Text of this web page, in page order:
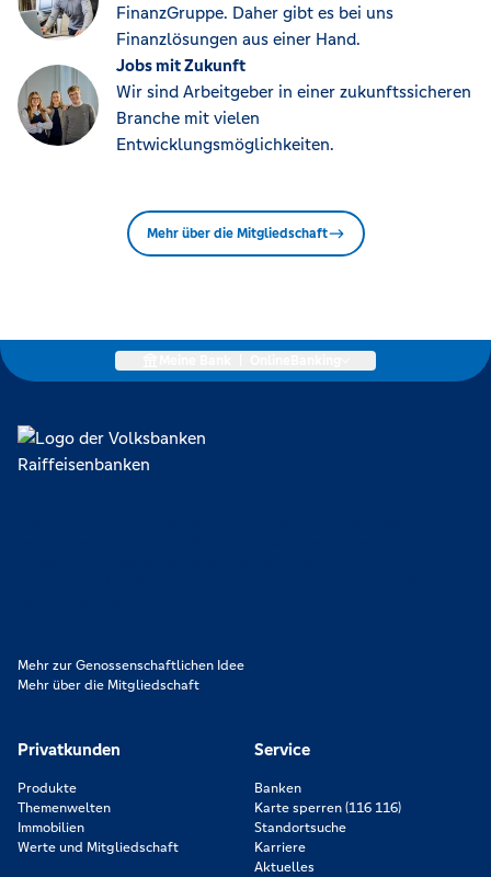
FinanzGruppe. Daher gibt es bei uns
Finanzlösungen aus einer Hand.
Jobs mit Zukunft
Wir sind Arbeitgeber in einer zukunftssicheren
Branche mit vielen
Entwicklungsmöglichkeiten.
Mehr über die Mitgliedschaft
Mehr zur Genossenschaftlichen Idee
Mehr über die Mitgliedschaft
Privatkunden
Produkte
Themenwelten
Immobilien
Werte und Mitgliedschaft
Service
Banken
Karte sperren (116 116)
Standortsuche
Karriere
Aktuelles